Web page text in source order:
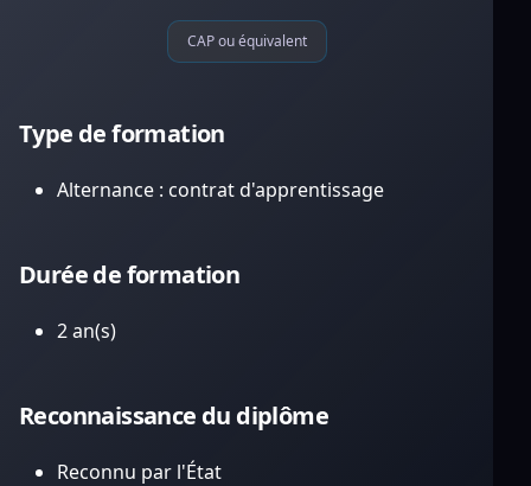
CAP ou équivalent
Type de formation
Alternance : contrat d'apprentissage
Durée de formation
2 an(s)
Reconnaissance du diplôme
Reconnu par l'État